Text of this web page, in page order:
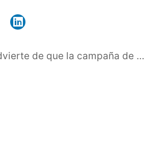
ALA advierte de que la campaña de verano está en riesgo ante la falta de un plan de vacunación para las tripulaciones